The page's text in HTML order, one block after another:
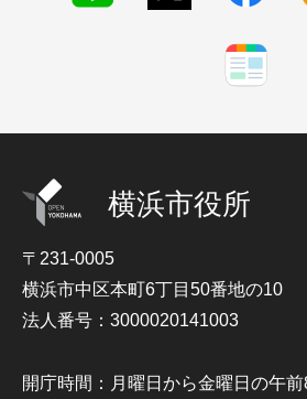
横浜市役所
〒231-0005
横浜市中区本町6丁目50番地の10
法人番号：3000020141003
開庁時間：月曜日から金曜日の午